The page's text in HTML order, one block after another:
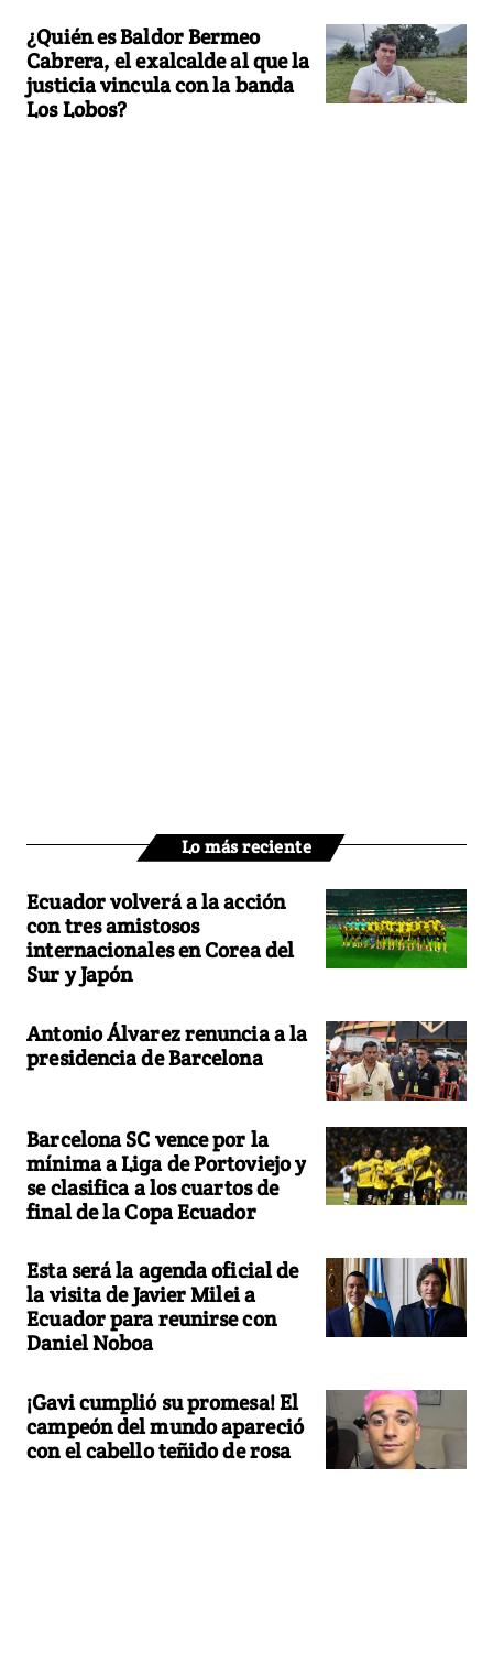
¿Quién es Baldor Bermeo
Cabrera, el exalcalde al que la
justicia vincula con la banda
Los Lobos?
Lo más reciente
Ecuador volverá a la acción
con tres amistosos
internacionales en Corea del
Sur y Japón
Antonio Álvarez renuncia a la
presidencia de Barcelona
Barcelona SC vence por la
mínima a Liga de Portoviejo y
se clasifica a los cuartos de
final de la Copa Ecuador
Esta será la agenda oficial de
la visita de Javier Milei a
Ecuador para reunirse con
Daniel Noboa
¡Gavi cumplió su promesa! El
campeón del mundo apareció
con el cabello teñido de rosa